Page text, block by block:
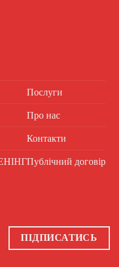
Послуги
Про нас
Контакти
Публічний договір
ПІДПИСАТИСЬ